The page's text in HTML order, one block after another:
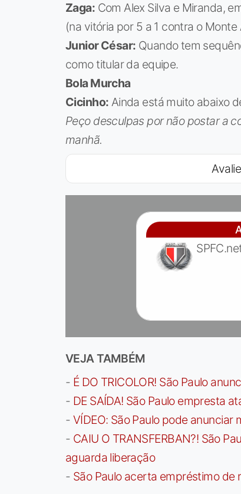
Zaga: Com Alex Silva e Miranda,
(na vitória por 5 a 1 contra o
Junior César: Quando tem
como titular da equipe.
Bola Murcha
Cicinho: Ainda está muito abaixo
Peço desculpas por não postar a
manhã.
VEJA TAMBÉM
- É DO TRICOLOR! São Paulo
- DE SAÍDA! São Paulo empresta
- VÍDEO: São Paulo pode
- CAIU O TRANSFERBAN?! São
aguarda liberação
- São Paulo acerta empréstimo